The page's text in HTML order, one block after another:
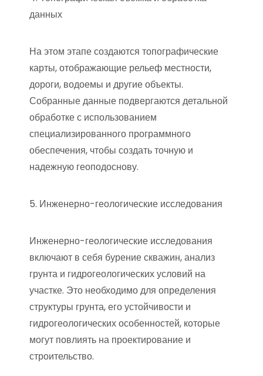
данных
На этом этапе создаются топографические
карты, отображающие рельеф местности,
дороги, водоемы и другие объекты.
Собранные данные подвергаются детальной
обработке с использованием
специализированного программного
обеспечения, чтобы создать точную и
надежную геоподоснову.
5. Инженерно-геологические исследования
Инженерно-геологические исследования
включают в себя бурение скважин, анализ
грунта и гидрогеологических условий на
участке. Это необходимо для определения
структуры грунта, его устойчивости и
гидрогеологических особенностей, которые
могут повлиять на проектирование и
строительство.